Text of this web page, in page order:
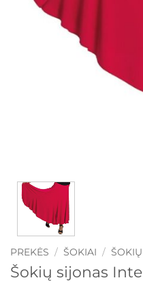
PREKĖS / ŠOKIAI /
Šokių sijonas